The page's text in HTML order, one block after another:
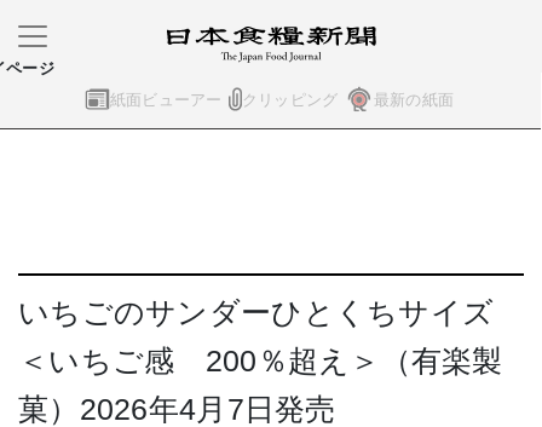
紙面ビューアー クリッピング 最新の紙面
ページ
いちごのサンダーひとくちサイズ
＜いちご感 200％超え＞（有楽製
菓）2026年4月7日発売